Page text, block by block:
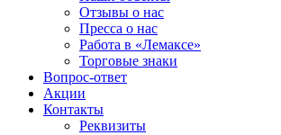
Отзывы о нас
Пресса о нас
Работа в «Лемаксе»
Торговые знаки
Вопрос-ответ
Акции
Контакты
Реквизиты